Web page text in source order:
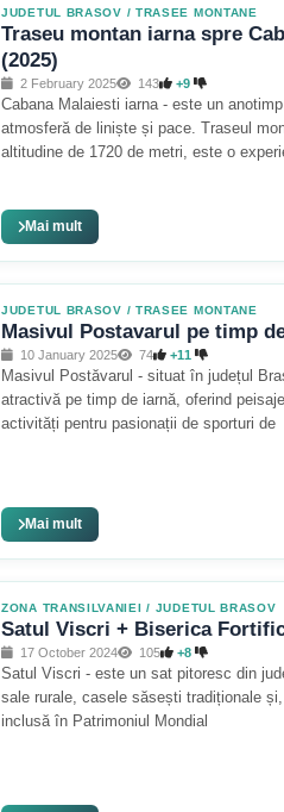
JUDETUL BRASOV / TRASEE MONTANE
Traseu montan iarna spre
(2025)
2 February 2025 143 +9
Cabana Malaiesti iarna - este un
atmosferă de liniște și pace. Traseul
altitudine de 1720 de metri, este o
Mai mult
JUDETUL BRASOV / TRASEE MONTANE
Masivul Postavarul pe timp
10 January 2025 74 +11
Masivul Postăvarul - situat în județul
atractivă pe timp de iarnă, oferind
activități pentru pasionații de sporturi de
Mai mult
ZONA TRANSILVANIEI / JUDETUL BRASOV
Satul Viscri + Biserica
17 October 2024 105 +8
Satul Viscri - este un sat pitoresc din
sale rurale, casele săsești tradiționale
inclusă în Patrimoniul Mondial